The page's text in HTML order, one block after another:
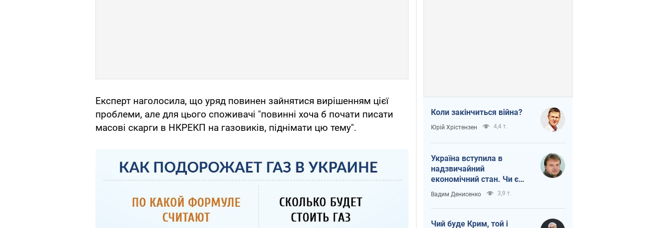
Експерт наголосила, що уряд повинен зайнятися вирішенням цієї
проблеми, але для цього споживачі "повинні хоча б почати писати
масові скарги в НКРЕКП на газовиків, піднімати цю тему".
Коли закінчиться війна?
Юрій Хрістензен 4,4 т.
Україна вступила в
надзвичайний
економічний стан. Чи є
світло вкінці тунелю?
Вадим Денисенко 3,9 т.
Чий буде Крим, той і